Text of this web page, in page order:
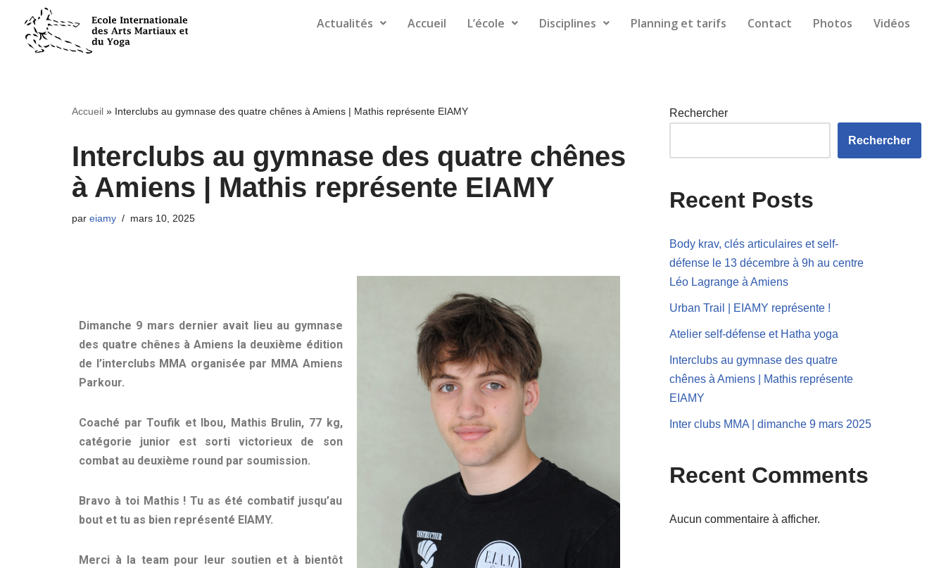
Aller
Actualités Accueil L’école Disciplines Planning et tarifs Contact Photos Vidéos
Accueil » Interclubs au gymnase des quatre chênes à Amiens | Mathis représente EIAMY
Interclubs au gymnase des quatre chênes
à Amiens | Mathis représente EIAMY
par eiamy mars 10, 2025
Dimanche 9 mars dernier avait lieu au gymnase
des quatre chênes à Amiens la deuxième édition
de l’interclubs MMA organisée par MMA Amiens
Parkour.
Coaché par Toufik et Ibou, Mathis Brulin, 77 kg,
catégorie junior est sorti victorieux de son
combat au deuxième round par soumission.
Bravo à toi Mathis ! Tu as été combatif jusqu’au
bout et tu as bien représenté EIAMY.
Merci à la team pour leur soutien et à bientôt
Rechercher
Rechercher
Recent Posts
Body krav, clés articulaires et self-
défense le 13 décembre à 9h au centre
Léo Lagrange à Amiens
Urban Trail | EIAMY représente !
Atelier self-défense et Hatha yoga
Interclubs au gymnase des quatre
chênes à Amiens | Mathis représente
EIAMY
Inter clubs MMA | dimanche 9 mars 2025
Recent Comments
Aucun commentaire à afficher.